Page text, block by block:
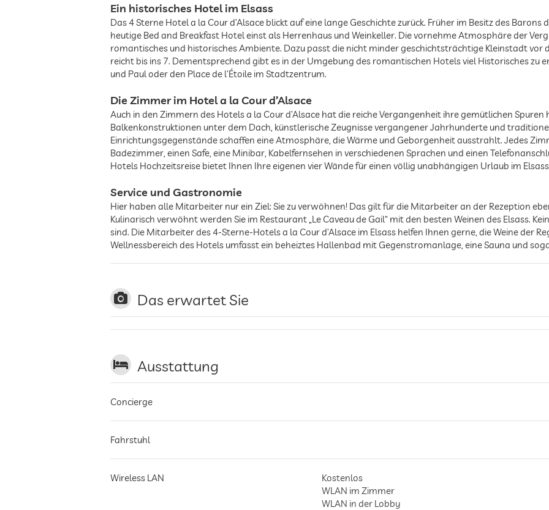
Ein historisches Hotel im Elsass
Das 4 Sterne Hotel a la Cour d’Alsace blickt auf eine lange Geschichte zurück. Früher im Besitz des Barons
heutige Bed and Breakfast Hotel einst als Herrenhaus und Weinkeller. Die vornehme Atmosphäre der
romantisches und historisches Ambiente. Dazu passt die nicht minder geschichtsträchtige Kleinstadt vor
reicht bis ins 7. Dementsprechend gibt es in der Umgebung des romantischen Hotels viel Historisches zu
und Paul oder den Place de l’Étoile im Stadtzentrum.
Die Zimmer im Hotel a la Cour d’Alsace
Auch in den Zimmern des Hotels a la Cour d’Alsace hat die reiche Vergangenheit ihre gemütlichen
Balkenkonstruktionen unter dem Dach, künstlerische Zeugnisse vergangener Jahrhunderte und
Einrichtungsgegenstände schaffen eine Atmosphäre, die Wärme und Geborgenheit ausstrahlt. Jedes
Badezimmer, einen Safe, eine Minibar, Kabelfernsehen in verschiedenen Sprachen und einen
Hotels Hochzeitsreise bietet Ihnen Ihre eigenen vier Wände für einen völlig unabhängigen Urlaub im
Service und Gastronomie
Hier haben alle Mitarbeiter nur ein Ziel: Sie zu verwöhnen! Das gilt für die Mitarbeiter an der Rezeption
Kulinarisch verwöhnt werden Sie im Restaurant „Le Caveau de Gail“ mit den besten Weinen des Elsass.
sind. Die Mitarbeiter des 4-Sterne-Hotels a la Cour d’Alsace im Elsass helfen Ihnen gerne, die Weine der
Wellnessbereich des Hotels umfasst ein beheiztes Hallenbad mit Gegenstromanlage, eine Sauna und
Das erwartet Sie
Ausstattung
Concierge
Fahrstuhl
Wireless LAN
Kostenlos
WLAN im Zimmer
WLAN in der Lobby